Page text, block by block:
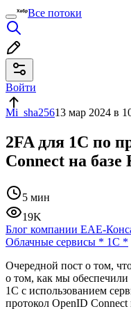
Все потоки
Войти
Mi_sha25613 мар 2024 в
2FA для 1С по
Connect на базе
5 мин
19K
Блог компании ЕАЕ-
Облачные сервисы * 1С *
Очередной пост о том,
о том, как мы
1С с использованием
протокол OpenID